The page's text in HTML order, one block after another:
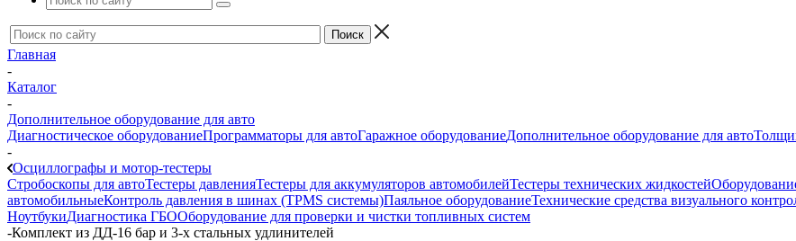
Главная
-
Каталог
-
Дополнительное оборудование для авто
Диагностическое оборудованиеПрограмматоры для автоГаражное оборудованиеДополнительное оборудование для авто
-
Осциллографы и мотор-тестеры
Стробоскопы для автоТестеры давленияТестеры для аккумуляторов автомобилейТестеры технических жидкостей
автомобильныеКонтроль давления в шинах (TPMS системы)Паяльное оборудованиеТехнические средства визуального
НоутбукиДиагностика ГБООборудование для проверки и чистки топливных систем
-Комплект из ДД-16 бар и 3-х стальных удлинителей